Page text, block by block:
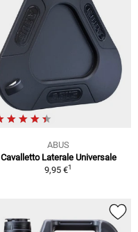
ABUS
Cavalletto Laterale Universale
9,95 €1